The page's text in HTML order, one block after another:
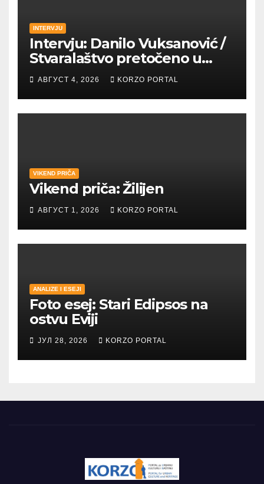
INTERVJU
Intervju: Danilo Vuksanović /
Stvaralaštvo pretočeno u
umetnost i reči
АВГУСТ 4, 2026 KORZO PORTAL
VIKEND PRIČA
Vikend priča: Žilijen
АВГУСТ 1, 2026 KORZO PORTAL
ANALIZE I ESEJI
Foto esej: Stari Edipsos na
ostvu Eviji
ЈУЛ 28, 2026 KORZO PORTAL